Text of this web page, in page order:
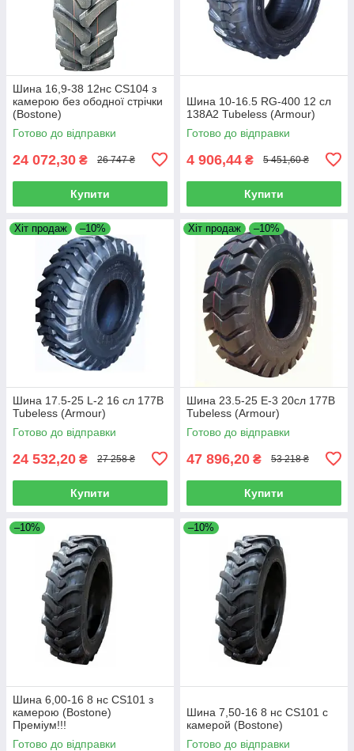
Шина 16,9-38 12нс CS104 з
камерою без ободної стрічки
(Bostone)
Готово до відправки
24 072,30 ₴ 26 747 ₴
Купити
Шина 10-16.5 RG-400 12 сл
138A2 Tubeless (Armour)
Готово до відправки
4 906,44 ₴ 5 451,60 ₴
Купити
Хіт продаж –10%
Шина 17.5-25 L-2 16 сл 177B
Tubeless (Armour)
Готово до відправки
24 532,20 ₴ 27 258 ₴
Купити
Хіт продаж –10%
Шина 23.5-25 E-3 20сл 177B
Tubeless (Armour)
Готово до відправки
47 896,20 ₴ 53 218 ₴
Купити
–10%
Шина 6,00-16 8 нс CS101 з
камерою (Bostone)
Преміум!!!
Готово до відправки
–10%
Шина 7,50-16 8 нс CS101 с
камерой (Bostone)
Готово до відправки